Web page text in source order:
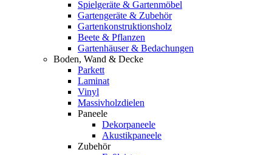
Spielgeräte & Gartenmöbel
Gartengeräte & Zubehör
Gartenkonstruktionsholz
Beete & Pflanzen
Gartenhäuser & Bedachungen
Boden, Wand & Decke
Parkett
Laminat
Vinyl
Massivholzdielen
Paneele
Dekorpaneele
Akustikpaneele
Zubehör